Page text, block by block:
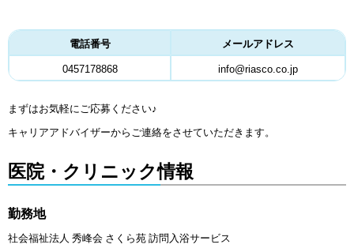
電話番号 メールアドレス
0457178868 info@riasco.co.jp
まずはお気軽にご応募ください♪
キャリアアドバイザーからご連絡をさせていただきます。
医院・クリニック情報
勤務地
社会福祉法人 秀峰会 さくら苑 訪問入浴サービス